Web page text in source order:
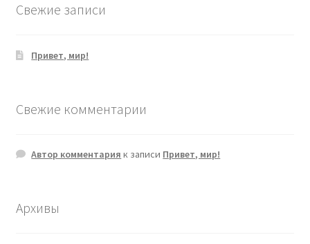
Свежие записи
Привет, мир!
Свежие комментарии
Автор комментария к записи Привет, мир!
Архивы